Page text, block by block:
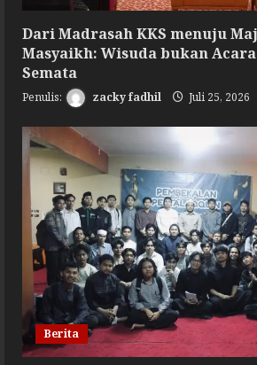
Dari Madrasah KKS menuju
Masyaikh: Wisuda bukan
Semata
zacky fadhil Juli 25, 2026
Berita